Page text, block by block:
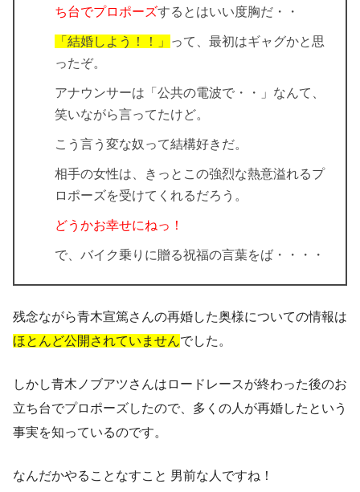
ち台でプロポーズするとはいい度胸だ・・
「結婚しよう！！」
って、最初はギャグかと思
ったぞ。
アナウンサーは「公共の電波で・・」なんて、
笑いながら言ってたけど。
こう言う変な奴って結構好きだ。
相手の女性は、きっとこの強烈な熱意溢れるプ
ロポーズを受けてくれるだろう。
どうかお幸せにねっ！
で、バイク乗りに贈る祝福の言葉をば・・・・
残念ながら青木宣篤さんの再婚した奥様についての情報は
ほとんど公開されていませんでした。
しかし青木ノブアツさんはロードレースが終わった後のお
立ち台でプロポーズしたので、多くの人が再婚したという
事実を知っているのです。
なんだかやることなすこと 男前な人 ですね！